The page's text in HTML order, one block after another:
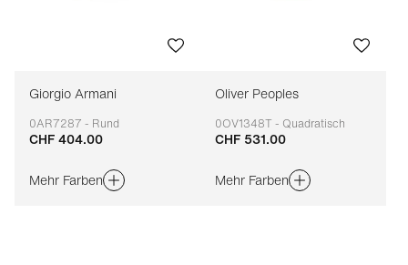
Giorgio Armani
0AR7287 - Rund
Anpassbar
CHF 404.00
Mehr Farben
Oliver Peoples
0OV1348T - Quadratisch
Anpassbar
CHF 531.00
Mehr Farben